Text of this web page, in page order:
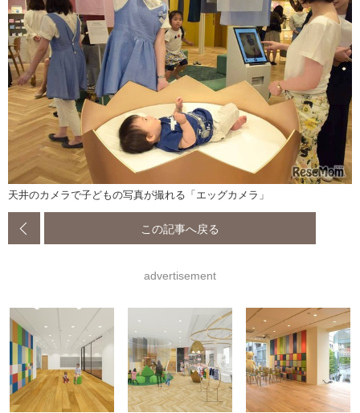
天井のカメラで子どもの写真が撮れる「エッグカメラ」
この記事へ戻る
advertisement